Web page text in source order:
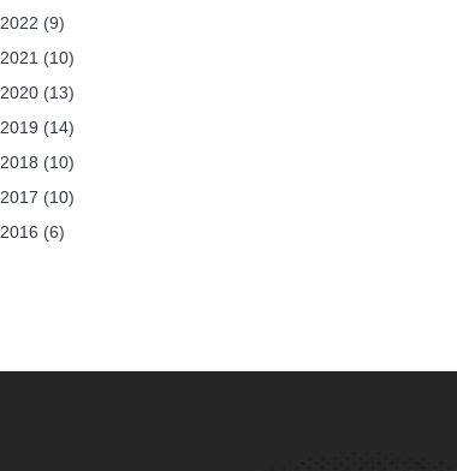
2022 (9)
2021 (10)
2020 (13)
2019 (14)
2018 (10)
2017 (10)
2016 (6)